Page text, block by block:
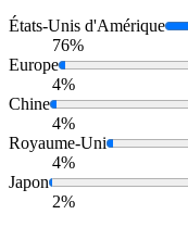
États-Unis d'Amérique
76%
Europe
4%
Chine
4%
Royaume-Uni
4%
Japon
2%